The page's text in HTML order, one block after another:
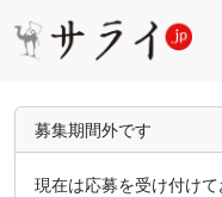
募集期間外です
現在は応募を受け付けて